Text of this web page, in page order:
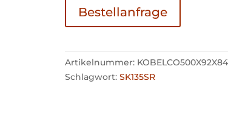
Bestellanfrage
Artikelnummer:
Schlagwort: SK135SR